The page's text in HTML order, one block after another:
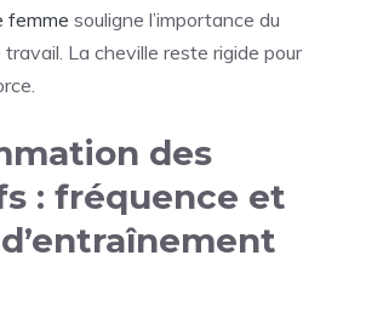
femme souligne l’importance du
La cheville reste rigide pour
des
: fréquence et